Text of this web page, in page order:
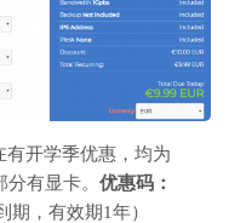
开学季优惠，均为
有显卡。 优惠码：
期，有效期1年）